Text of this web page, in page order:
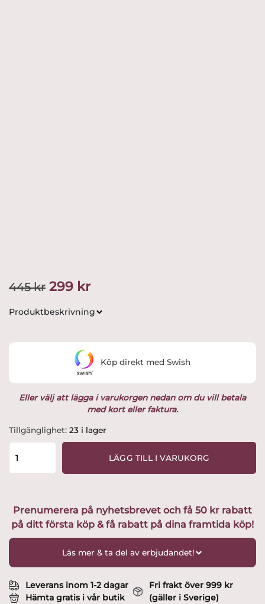
445kr Det
ursprungliga
445 kr.
299 krDet
nuvarande
är:
299 kr.
Produktbeskrivning
Eller välj att lägga i varukorgen nedan om du vill betala
med kort eller faktura.
Tillgänglighet: 23 i lager
Asta
Ljusstake
utvald
LÄGG TILL I VARUKORG
Köp direkt med Swish
Prenumerera på nyhetsbrevet och få 50 kr rabatt
på ditt första köp & få rabatt på dina framtida köp!
Läs mer & ta del av erbjudandet!
Leverans inom 1-2 dagar
Hämta gratis i vår butik
Fri frakt över 999 kr
(gäller i Sverige)